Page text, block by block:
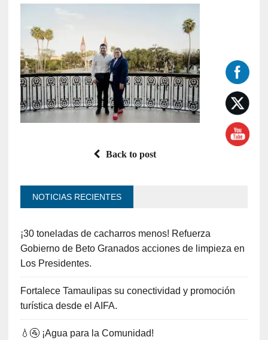
Back to post
NOTICIAS RECIENTES
¡30 toneladas de cacharros menos! Refuerza
Gobierno de Beto Granados acciones de limpieza en
Los Presidentes.
Fortalece Tamaulipas su conectividad y promoción
turística desde el AIFA.
💧🚰 ¡Agua para la Comunidad!